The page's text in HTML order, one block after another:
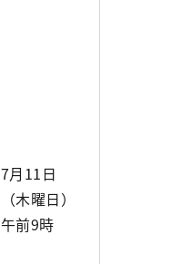
7月11日
（木曜日）
午前9時